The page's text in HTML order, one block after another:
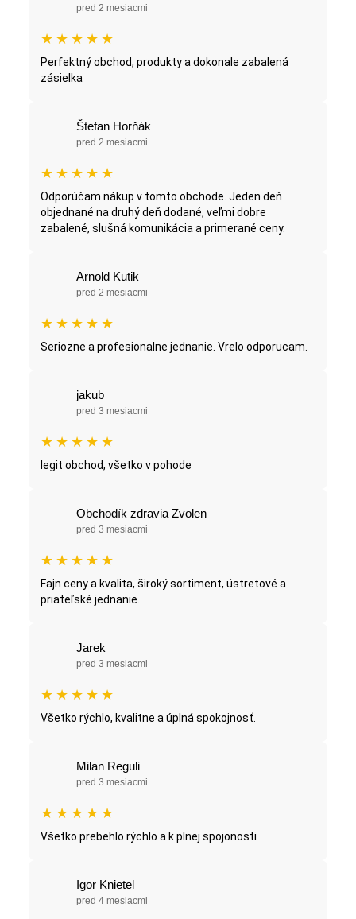
pred 2 mesiacmi
★ ★ ★ ★ ★
Perfektný obchod, produkty a dokonale zabalená
zásielka
Štefan Horňák
pred 2 mesiacmi
★ ★ ★ ★ ★
Odporúčam nákup v tomto obchode. Jeden deň
objednané na druhý deň dodané, veľmi dobre
zabalené, slušná komunikácia a primerané ceny.
Arnold Kutik
pred 2 mesiacmi
★ ★ ★ ★ ★
Seriozne a profesionalne jednanie. Vrelo odporucam.
jakub
pred 3 mesiacmi
★ ★ ★ ★ ★
legit obchod, všetko v pohode
Obchodík zdravia Zvolen
pred 3 mesiacmi
★ ★ ★ ★ ★
Fajn ceny a kvalita, široký sortiment, ústretové a
priateľské jednanie.
Jarek
pred 3 mesiacmi
★ ★ ★ ★ ★
Všetko rýchlo, kvalitne a úplná spokojnosť.
Milan Reguli
pred 3 mesiacmi
★ ★ ★ ★ ★
Všetko prebehlo rýchlo a k plnej spojonosti
Igor Knietel
pred 4 mesiacmi